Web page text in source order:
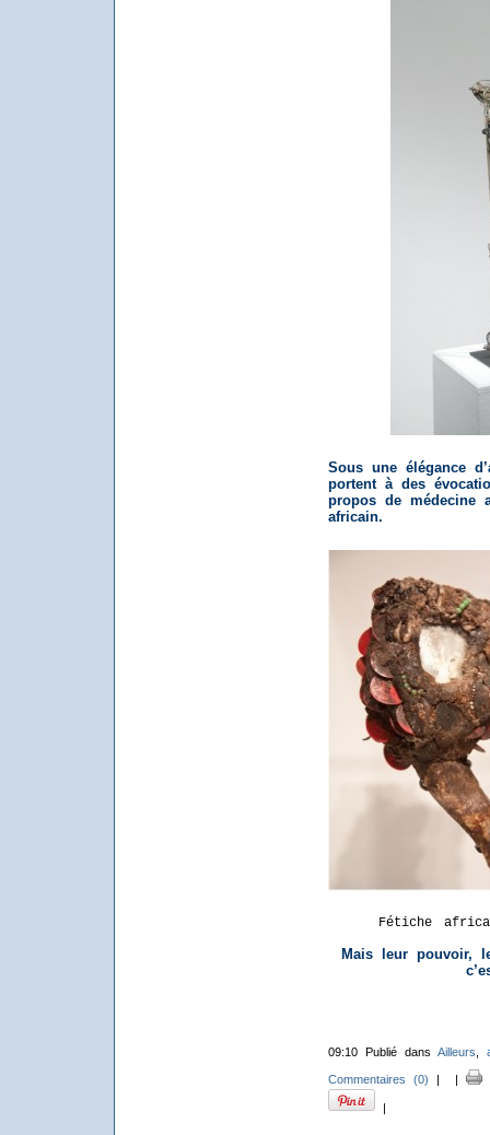
Sous une élégance
portent à des
propos de médecine
africain.
Fétiche
Mais leur pouvoir,
09:10 Publié dans Ailleurs
Commentaires (0) | |
|